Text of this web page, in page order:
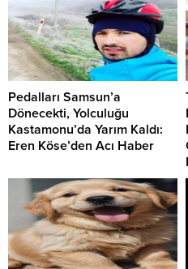
Pedalları Samsun’a
Dönecekti, Yolculuğu
Kastamonu’da Yarım Kaldı:
Eren Köse’den Acı Haber